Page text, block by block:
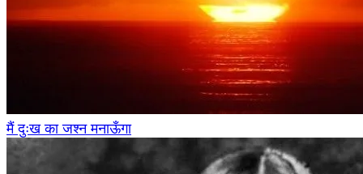
मैं दुःख का जश्न मनाऊँगा